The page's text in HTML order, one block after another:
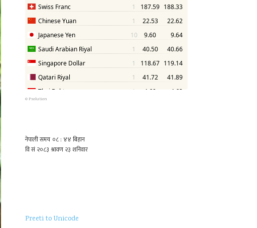
© Psolution
Preeti to Unicode